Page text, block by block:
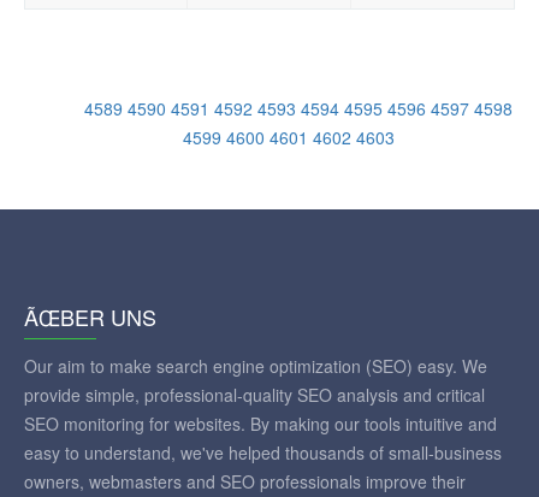
4589 4590 4591 4592 4593 4594 4595 4596 4597 4598
4599 4600 4601 4602 4603
ÃŒBER UNS
Our aim to make search engine optimization (SEO) easy. We
provide simple, professional-quality SEO analysis and critical
SEO monitoring for websites. By making our tools intuitive and
easy to understand, we've helped thousands of small-business
owners, webmasters and SEO professionals improve their